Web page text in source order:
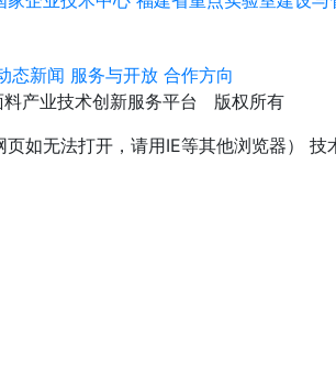
态新闻 服务与开放 合作方向
产业技术创新服务平台 版权所有
如无法打开，请用IE等其他浏览器）
技